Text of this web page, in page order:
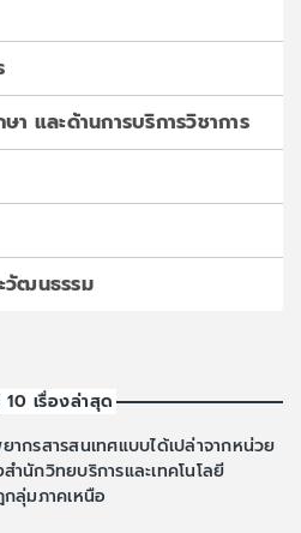
า และด้านการบริการวิชาการ
วัฒนธรรม
10 เรื่องล่าสุด
กรสารสนเทศแบบได้เปล่าจากหน่วย
ำนักวิทยบริการและเทคโนโลยี
ลุ่มภาคเหนือ